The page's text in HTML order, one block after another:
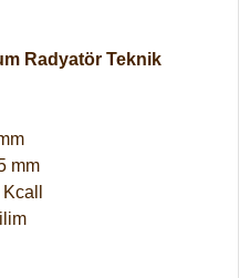
Radyatör Teknik
mm